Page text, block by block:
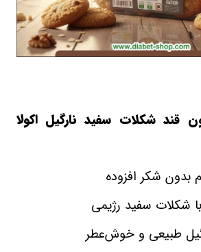
قند شکلات سفید نارگیل اکولا
بدون شکر افزوده
شکلات سفید رژیمی
طبیعی و خوش‌عطر